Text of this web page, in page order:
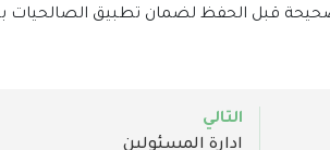
صحيحة قبل الحفظ لضمان تطبيق
التالي
ادارة المسئولين